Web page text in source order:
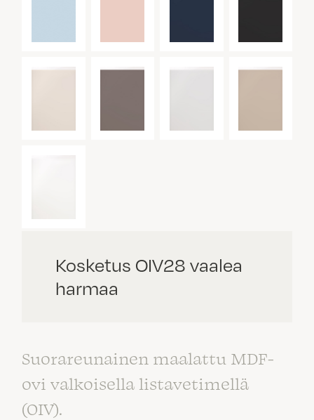
Kosketus OIV28 vaalea
harmaa
Suorareunainen maalattu MDF-
ovi valkoisella listavetimellä
(OIV).